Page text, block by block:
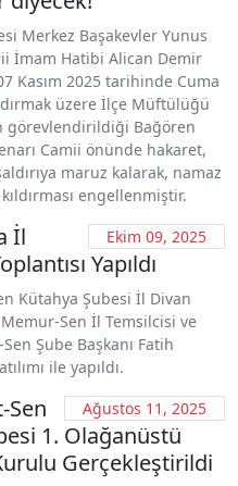
Merkez Başakevler Yunus
İmam Hatibi Alican Demir
Kasım 2025 tarihinde Cuma
üzere İlçe Müftülüğü
görevlendirildiği Bağören
Camii önünde hakaret,
maruz kalarak, namaz
kıldırması engellenmiştir.
Ekim 09, 2025
İl
Yapıldı
Kütahya Şubesi İl Divan
Memur-Sen İl Temsilcisi ve
Şube Başkanı Fatih
ile yapıldı.
Ağustos 11, 2025
Sen
1. Olağanüstü
Gerçekleştirildi